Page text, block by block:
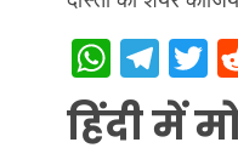
W
h
at
T
el
e
T
w
हिंदी में